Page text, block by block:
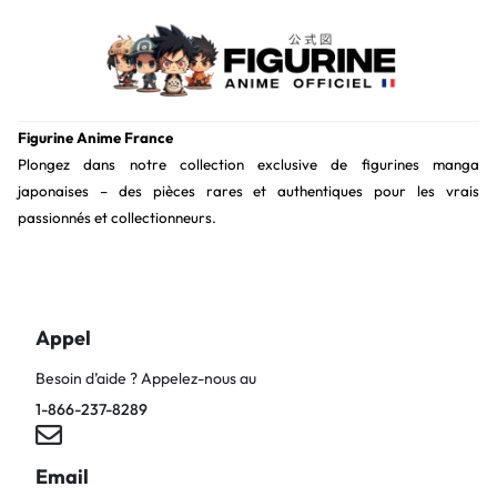
Figurine Anime France
Plongez dans notre collection exclusive de figurines manga
japonaises – des pièces rares et authentiques pour les vrais
passionnés et collectionneurs.
Appel
Besoin d’aide ? Appelez-nous au
1-866-237-8289
Email